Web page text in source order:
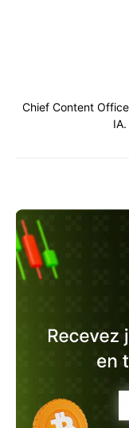
Chief Content